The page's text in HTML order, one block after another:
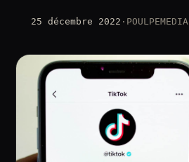
25 décembre 2022 · POULPEMEDIA